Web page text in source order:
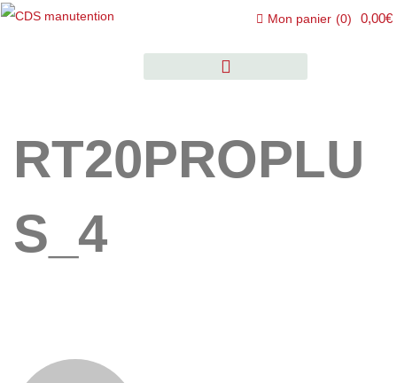
Mon panier (0) 0,00€
RT20PROPLU
S_4